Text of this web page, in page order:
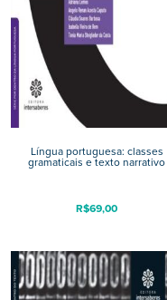
Língua portuguesa: classes
gramaticais e texto narrativo
R$69,00